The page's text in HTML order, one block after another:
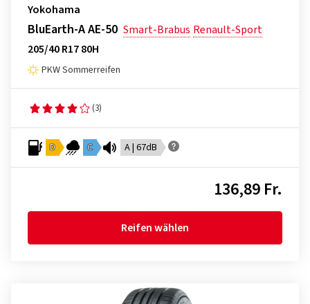
Yokohama
BluEarth-A AE-50 Smart-Brabus Renault-Sport
205/40 R17 80H
PKW Sommerreifen
(3)
D C A | 67dB
136,89 Fr.
Reifen wählen